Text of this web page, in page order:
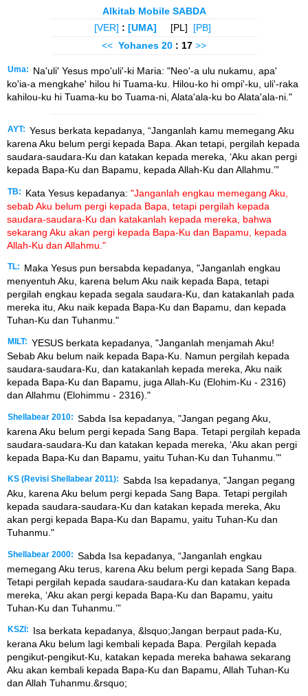
Alkitab Mobile SABDA
[VER] : [UMA] [PL] [PB]
<< Yohanes 20 : 17 >>
Uma:
Na'uli' Yesus mpo'uli'-ki Maria: "Neo'-a ulu nukamu, apa'
ko'ia-a mengkahe' hilou hi Tuama-ku. Hilou-ko hi ompi'-ku, uli'-raka
kahilou-ku hi Tuama-ku bo Tuama-ni, Alata'ala-ku bo Alata'ala-ni."
AYT: Yesus berkata kepadanya, “Janganlah kamu memegang Aku
karena Aku belum pergi kepada Bapa. Akan tetapi, pergilah kepada
saudara-saudara-Ku dan katakan kepada mereka, ‘Aku akan pergi
kepada Bapa-Ku dan Bapamu, kepada Allah-Ku dan Allahmu.’”
TB: Kata Yesus kepadanya: "Janganlah engkau memegang Aku,
sebab Aku belum pergi kepada Bapa, tetapi pergilah kepada
saudara-saudara-Ku dan katakanlah kepada mereka, bahwa
sekarang Aku akan pergi kepada Bapa-Ku dan Bapamu, kepada
Allah-Ku dan Allahmu."
TL:
Maka Yesus pun bersabda kepadanya, "Janganlah engkau
menyentuh Aku, karena belum Aku naik kepada Bapa, tetapi
pergilah engkau kepada segala saudara-Ku, dan katakanlah pada
mereka itu, Aku naik kepada Bapa-Ku dan Bapamu, dan kepada
Tuhan-Ku dan Tuhanmu."
MILT: YESUS berkata kepadanya, "Janganlah menjamah Aku!
Sebab Aku belum naik kepada Bapa-Ku. Namun pergilah kepada
saudara-saudara-Ku, dan katakanlah kepada mereka, Aku naik
kepada Bapa-Ku dan Bapamu, juga Allah-Ku (Elohim-Ku - 2316)
dan Allahmu (Elohimmu - 2316)."
Shellabear 2010: Sabda Isa kepadanya, "Jangan pegang Aku,
karena Aku belum pergi kepada Sang Bapa. Tetapi pergilah kepada
saudara-saudara-Ku dan katakan kepada mereka, ‘Aku akan pergi
kepada Bapa-Ku dan Bapamu, yaitu Tuhan-Ku dan Tuhanmu.’"
KS (Revisi Shellabear 2011): Sabda Isa kepadanya, "Jangan pegang
Aku, karena Aku belum pergi kepada Sang Bapa. Tetapi pergilah
kepada saudara-saudara-Ku dan katakan kepada mereka, Aku
akan pergi kepada Bapa-Ku dan Bapamu, yaitu Tuhan-Ku dan
Tuhanmu."
Shellabear 2000: Sabda Isa kepadanya, “Janganlah engkau
memegang Aku terus, karena Aku belum pergi kepada Sang Bapa.
Tetapi pergilah kepada saudara-saudara-Ku dan katakan kepada
mereka, ‘Aku akan pergi kepada Bapa-Ku dan Bapamu, yaitu
Tuhan-Ku dan Tuhanmu.’”
KSZI:
Isa berkata kepadanya, &lsquo;Jangan berpaut pada-Ku,
kerana Aku belum lagi kembali kepada Bapa. Pergilah kepada
pengikut-pengikut-Ku, katakan kepada mereka bahawa sekarang
Aku akan kembali kepada Bapa-Ku dan Bapamu, Allah Tuhan-Ku
dan Allah Tuhanmu.&rsquo;